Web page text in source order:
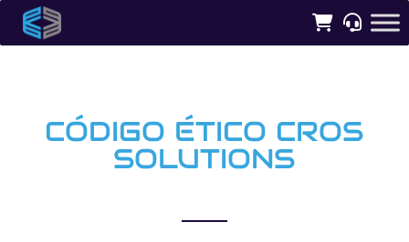
CÓDIGO ÉTICO CROS
SOLUTIONS